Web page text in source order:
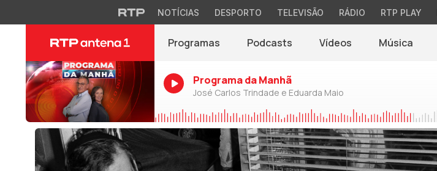
NOTÍCIAS DESPORTO TELEVISÃO RÁDIO RTP PLAY
Programas Podcasts Vídeos Música
Programa da Manhã
José Carlos Trindade e Eduarda Maio